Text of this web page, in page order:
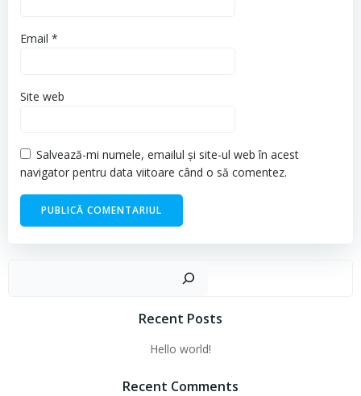
Email *
Site web
Salvează-mi numele, emailul și site-ul web în acest
navigator pentru data viitoare când o să comentez.
Recent Posts
Hello world!
Recent Comments